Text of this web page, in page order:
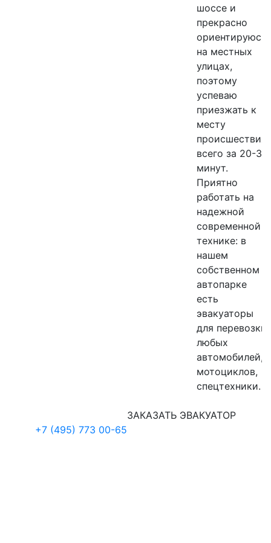
шоссе и
прекрасно
ориентируюсь
на местных
улицах,
поэтому
успеваю
приезжать к
месту
происшествия
всего за 20-30
минут.
Приятно
работать на
надежной
современной
технике: в
нашем
собственном
автопарке
есть
эвакуаторы
для перевозки
любых
автомобилей,
мотоциклов,
спецтехники.
+7 (495) 773 00-65
ЗАКАЗАТЬ ЭВАКУАТОР